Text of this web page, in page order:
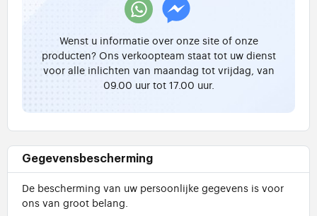
Wenst u informatie over onze site of onze
producten? Ons verkoopteam staat tot uw dienst
voor alle inlichten van maandag tot vrijdag, van
09.00 uur tot 17.00 uur.
Gegevensbescherming
De bescherming van uw persoonlijke gegevens is voor
ons van groot belang.